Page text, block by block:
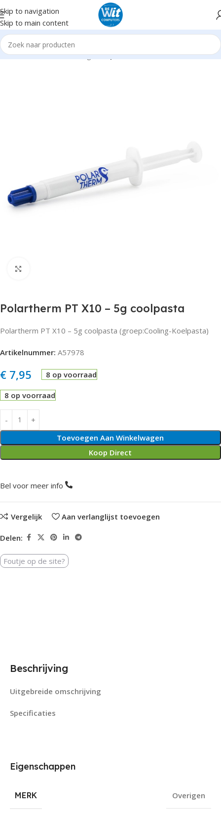
Skip to navigation
Skip to main content
Home Hardware Cooling Koelpasta
Polartherm PT X10 – 5g coolpasta
Polartherm PT X10 – 5g coolpasta (groep:Cooling-Koelpasta)
Artikelnummer: A57978
€ 7,95 8 op voorraad
8 op voorraad
Toevoegen Aan Winkelwagen
Koop Direct
Bel voor meer info
Vergelijk Aan verlanglijst toevoegen
Delen:
Foutje op de site?
Beschrijving
Uitgebreide omschrijving
Specificaties
Eigenschappen
MERK Overigen